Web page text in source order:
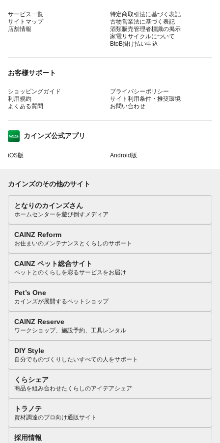
サービス一覧
サイトマップ
店舗情報
特定商取引法に基づく表記
古物営業法に基づく表記
酒類販売管理者標識の掲示
家電リサイクルについて
BtoB掛け払い申込
お客様サポート
ショッピングガイド
利用規約
よくある質問
プライバシーポリシー
サイト利用条件・推奨環境
お問い合わせ
カインズ公式アプリ
iOS版 Android版
カインズのその他のサイト
となりのカインズさん
ホームセンターを遊び倒すメディア
CAINZ Reform
お住まいのメンテナンスとくらしのサポート
CAINZ ペット総合サイト
ペットとのくらしを彩るサービスをお届け
Pet’s One
カインズが展開するペットショップ
CAINZ Reserve
ワークショップ、施設予約、工具レンタル
DIY Style
自分でものづくりしたいすべての人をサポート
くらシェア
商品を組み合わせたくらしのアイデアシェア
トラノテ
資材調達のプロ向け通販サイト
採用情報